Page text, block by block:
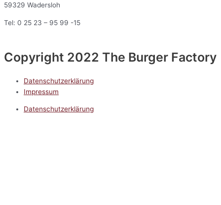
59329 Wadersloh
Tel: 0 25 23 – 95 99 -15
Copyright 2022 The Burger Factory
Datenschutzerklärung
Impressum
Datenschutzerklärung